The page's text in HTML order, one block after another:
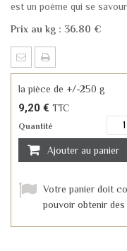
est un poème qui se
Prix au kg : 36.80 €
la pièce de +/-250 g
9,20 € TTC
Quantité
Ajouter au panier
Votre panier doit
pouvoir obtenir